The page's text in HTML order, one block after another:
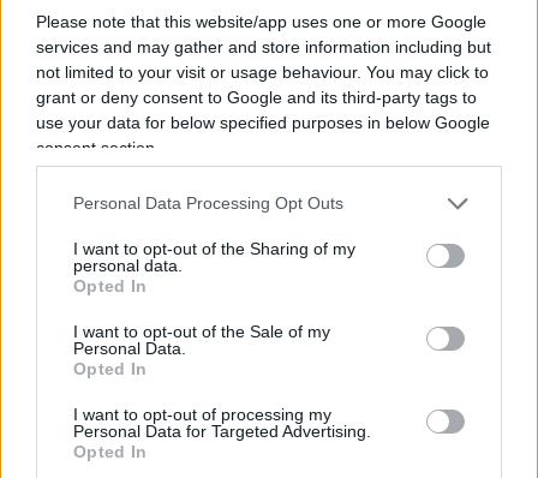
Please note that this website/app uses one or more Google
services and may gather and store information including but
not limited to your visit or usage behaviour. You may click to
grant or deny consent to Google and its third-party tags to
use your data for below specified purposes in below Google
consent section.
Personal Data Processing Opt Outs
I want to opt-out of the Sharing of my
personal data.
Opted In
I want to opt-out of the Sale of my
Personal Data.
Opted In
I want to opt-out of processing my
Personal Data for Targeted Advertising.
Opted In
dei sindacati delle divise. Il Sap ha già annunciato
l’intenzione di presentare un esposto in procura.
“Affermazioni del genere sono assolutamente
lesive della dignità di tutti gli operatori che
svolgono quotidianamente servizio nei centri di
accoglienza e neglihotspot, rischiando anche la
Generale del Sap,
Stefano Paoloni.
“La Bompiani
se sa qualcosa lo dica chiaramente: chi, dove,
come e quando sono state somministrate droghe
o altro. Se non ha elementi oggettivi le sue
assumere le responsabilità”. Il sindacalista ci tiene
a precisare che “gli operatori delle forze